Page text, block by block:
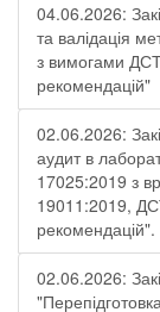
04.06.2026:
та валідація
з вимогами
рекомендацій"
02.06.2026:
аудит в
17025:2019 з
19011:2019,
рекомендацій".
02.06.2026: